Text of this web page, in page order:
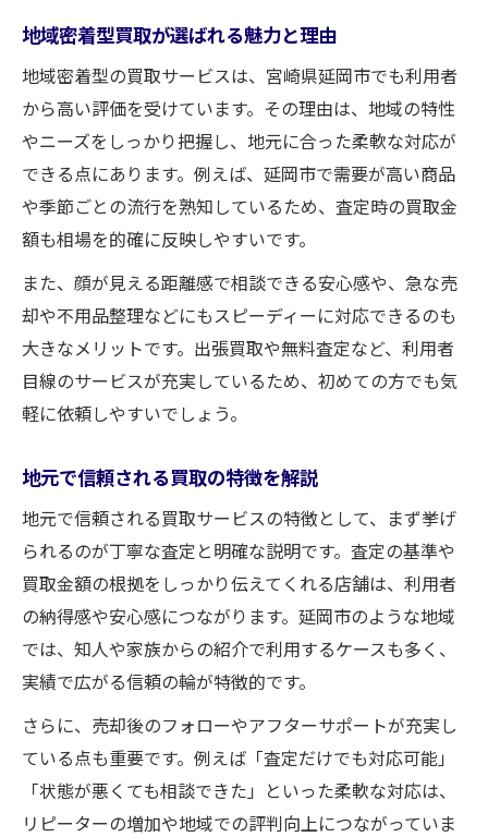
地域密着型買取が選ばれる魅力と理由
地域密着型の買取サービスは、宮崎県延岡市でも利用者
から高い評価を受けています。その理由は、地域の特性
やニーズをしっかり把握し、地元に合った柔軟な対応が
できる点にあります。例えば、延岡市で需要が高い商品
や季節ごとの流行を熟知しているため、査定時の買取金
額も相場を的確に反映しやすいです。
また、顔が見える距離感で相談できる安心感や、急な売
却や不用品整理などにもスピーディーに対応できるのも
大きなメリットです。出張買取や無料査定など、利用者
目線のサービスが充実しているため、初めての方でも気
軽に依頼しやすいでしょう。
地元で信頼される買取の特徴を解説
地元で信頼される買取サービスの特徴として、まず挙げ
られるのが丁寧な査定と明確な説明です。査定の基準や
買取金額の根拠をしっかり伝えてくれる店舗は、利用者
の納得感や安心感につながります。延岡市のような地域
では、知人や家族からの紹介で利用するケースも多く、
実績で広がる信頼の輪が特徴的です。
さらに、売却後のフォローやアフターサポートが充実し
ている点も重要です。例えば「査定だけでも対応可能」
「状態が悪くても相談できた」といった柔軟な対応は、
リピーターの増加や地域での評判向上につながっていま